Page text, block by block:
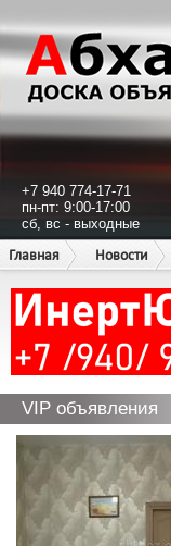
+7 940 774-17-71
пн-пт: 9:00-17:00
сб, вс - выходные
Главная
Новости
VIP объявления